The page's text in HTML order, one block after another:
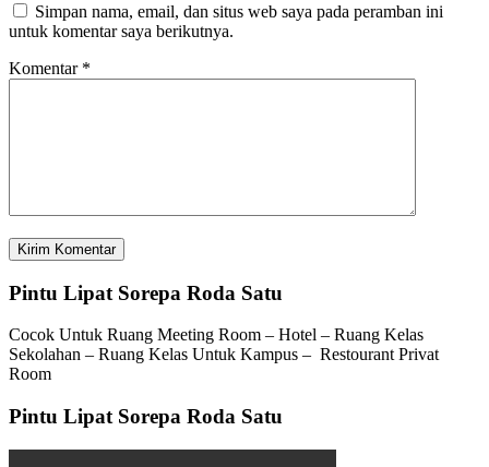
Simpan nama, email, dan situs web saya pada peramban ini
untuk komentar saya berikutnya.
Komentar *
Pintu Lipat Sorepa Roda Satu
Cocok Untuk Ruang Meeting Room – Hotel – Ruang Kelas
Sekolahan – Ruang Kelas Untuk Kampus – Restourant Privat
Room
Pintu Lipat Sorepa Roda Satu